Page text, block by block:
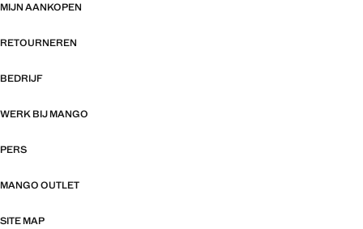
MIJN AANKOPEN
RETOURNEREN
BEDRIJF
WERK BIJ MANGO
PERS
MANGO OUTLET
SITE MAP